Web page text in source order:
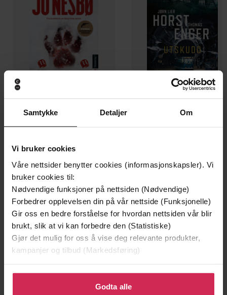
Samtykke Detaljer Om
Vi bruker cookies
Våre nettsider benytter cookies (informasjonskapsler). Vi
bruker cookies til:
Nødvendige funksjoner på nettsiden (Nødvendige)
Forbedrer opplevelsen din på vår nettside (Funksjonelle)
Gir oss en bedre forståelse for hvordan nettsiden vår blir
brukt, slik at vi kan forbedre den (Statistiske)
Gjør det mulig for oss å vise deg relevante produkter,
kampanjer og tilbud (Markedsføring)
Klikk på «Godta alle» for å gi oss ditt samtykke til å
bruke cookies for alle disse formålene. Du kan også
Godta alle
129,-
Jo Nesbø
EBOK
129,-
EBOK
Forfattere Jessica Anya Blau (forfatter),Heidi Bern
(oversetter),Renate Katralen Jensen
(innleser)
20.02.2024